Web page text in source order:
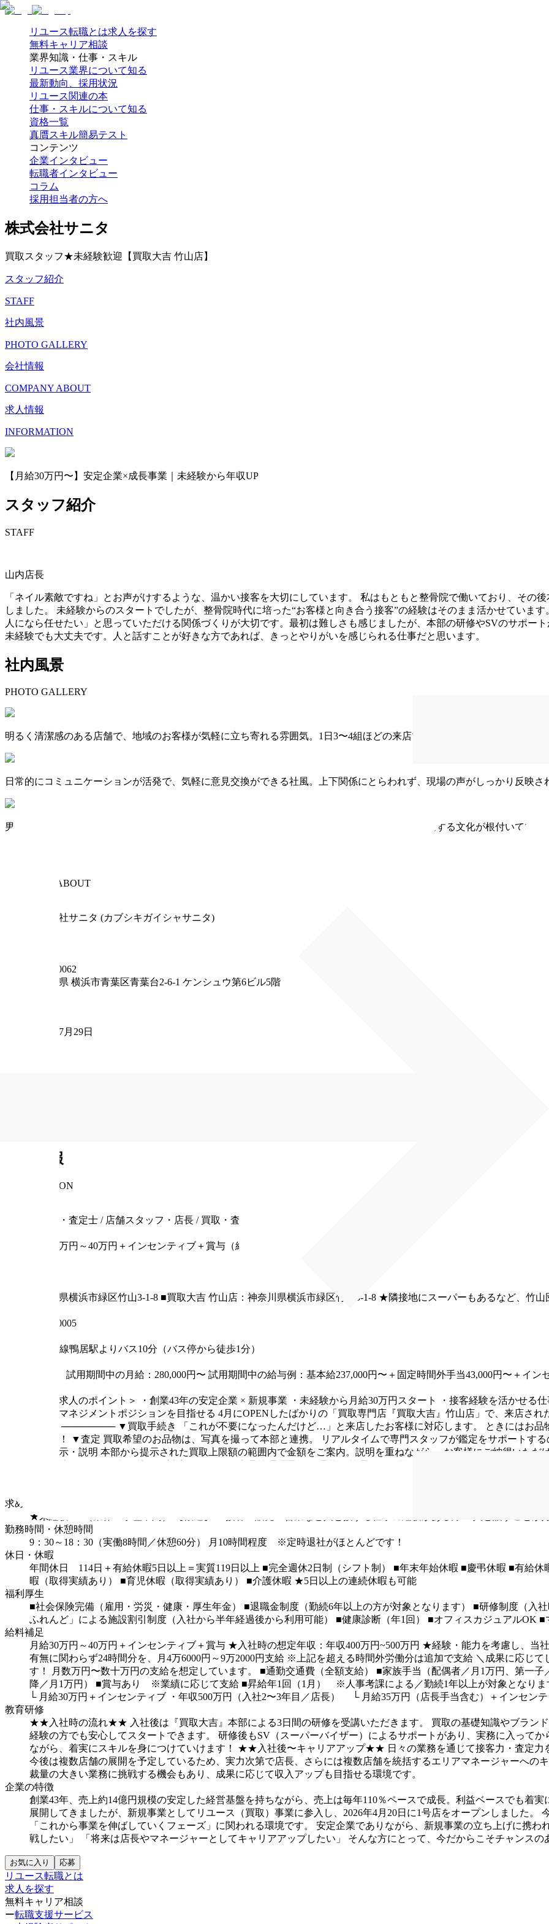
リユース転職とは求人を探す
無料キャリア相談
業界知識・仕事・スキル
リユース業界について知る
最新動向、採用状況
リユース関連の本
仕事・スキルについて知る
資格一覧
真贋スキル簡易テスト
コンテンツ
企業インタビュー
転職者インタビュー
コラム
採用担当者の方へ
株式会社サニタ
買取スタッフ★未経験歓迎【買取大吉 竹山店】
スタッフ紹介
STAFF
社内風景
PHOTO GALLERY
会社情報
COMPANY ABOUT
求人情報
INFORMATION
【月給30万円〜】安定企業×成長事業｜未経験から年収UP
スタッフ紹介
STAFF
山内店長
「ネイル素敵ですね」とお声がけするような、温かい接客を大切にしています。 私はもともと整骨院で働いており、その
しました。 未経験からのスタートでしたが、整骨院時代に培った“お客様と向き合う接客”の経験はそのまま活かせていま
人になら任せたい」と思っていただける関係づくりが大切です。最初は難しさも感じましたが、本部の研修やSVのサポー
未経験でも大丈夫です。人と話すことが好きな方であれば、きっとやりがいを感じられる仕事だと思います。
社内風景
PHOTO GALLERY
明るく清潔感のある店舗で、地域のお客様が気軽に立ち寄れる雰囲気。1日3〜4組ほどの来店で、落ち着いて接客ができま
日常的にコミュニケーションが活発で、気軽に意見交換ができる社風。上下関係にとらわれず、現場の声がしっかり反映さ
男女ともに活躍中のフラットな組織で、主体性を重視する社風が特徴。サニタには、自ら考え行動する文化が根付いていま
COMPANY ABOUT
株式会社サニタ (カブシキガイシャサニタ)
227-0062
神奈川県 横浜市青葉区青葉台2-6-1 ケンシュウ第6ビル5階
1983年7月29日
求人情報
INFORMATION
鑑定士・査定士 / 店舗スタッフ・店長 / 買取・査定
月給30万円～40万円＋インセンティブ＋賞与（経験・能力による）
神奈川県横浜市緑区竹山3-1-8 ■買取大吉 竹山店：神奈川県横浜市緑区竹山3-1-8 ★隣接地にスーパーもあるなど、竹山
〒226-0005
JR横浜線鴨居駅よりバス10分（バス停から徒歩1分）
試用期間中の月給：280,000円〜 試用期間中の給与例：基本給237,000円〜＋固定時間外手当43,000円〜＋イ
＜この求人のポイント＞
・創業43年の安定企業 × 新規事業 ・未経験から月給30万円スタート
・接客経験を活かせる
店長・マネジメントポジションを目指せる 4月にOPENしたばかりの「買取専門店『買取大吉』竹山店」で、来店さ
──────── ▼買取手続き 「これが不要になったんだけど…」と来店したお客様に対応します。
ときにはお品
きます！
▼査定 買取希望のお品物は、写真を撮って本部と連携。
リアルタイムで専門スタッフが鑑定をサポートす
格の提示・説明 本部から提示された買取上限額の範囲内で金額をご案内。説明を重ねながら、お客様にご納得いた
求める人材
★未経験OK（業界・学歴不問）
勤務時間・休憩時間
9：30～18：30（実働8時間／休憩60分）
月10時間程度 ※定時退社がほとんどです！
休日・休暇
年間休日 114日＋有給休暇5日以上＝実質119日以上 ■完全週休2日制（シフト制） ■年末年始休暇 ■慶弔休暇 ■有給休
暇（取得実績あり）
■育児休暇（取得実績あり） ■介護休暇 ★5日以上の連続休暇も可能
福利厚生
■社会保険完備（雇用・労災・健康・厚生年金）
■退職金制度（勤続6年以上の方が対象となります）
■研修制度（入
ふれんど」による施設割引制度（入社から半年経過後から利用可能）
■健康診断（年1回） ■オフィスカジュアルOK ■
給料補足
月給30万円～40万円＋インセンティブ＋賞与 ★入社時の想定年収：年収400万円~500万円 ★経験・能力を考慮し、当
有無に関わらず24時間分を、月4万6000円～9万2000円支給 ※上記を超える時間外労働分は追加で支給 ＼成果に応じて
す！
月数万円〜数十万円の支給を想定しています。 ■通勤交通費（全額支給）
■家族手当（配偶者／月1万円、第一子
降／月1万円）
■賞与あり ※業績に応じて支給 ■昇給年1回（1月） ※人事考課による／勤続1年以上が対象となりま
└ 月給30万円＋インセンティブ
・年収500万円（入社2〜3年目／店長）
└ 月給35万円（店長手当含む）＋インセン
教育研修
★★入社時の流れ★★ 入社後は『買取大吉』本部による3日間の研修を受講いただきます。
買取の基礎知識やブラン
経験の方でも安心してスタートできます。
研修後もSV（スーパーバイザー）によるサポートがあり、実務に入って
ながら、着実にスキルを身につけていけます！
★★入社後〜キャリアアップ★★ 日々の業務を通じて接客力・査定
今後は複数店舗の展開を予定しているため、実力次第で店長、さらには複数店舗を統括するエリアマネージャーへの
裁量の大きい業務に挑戦する機会もあり、成果に応じて収入アップも目指せる環境です。
企業の特徴
創業43年、売上約14億円規模の安定した経営基盤を持ちながら、売上は毎年110％ペースで成長。利益ベースでも着実
展開してきましたが、新規事業としてリユース（買取）事業に参入し、2026年4月20日に1号店をオープンしました。
「これから事業を伸ばしていくフェーズ」に関われる環境です。
安定企業でありながら、新規事業の立ち上げに携わ
戦したい」
「将来は店長やマネージャーとしてキャリアアップしたい」 そんな方にとって、今だからこそチャンスの
お気に入り 応募
リユース転職とは
求人を探す
無料キャリア相談
ー転職支援サービス